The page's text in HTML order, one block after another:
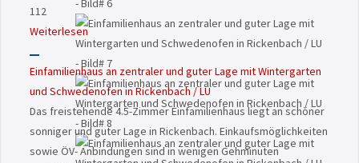
112
Weiterlesen
Einfamilienhaus an zentraler und guter Lage mit Wintergarten
und Schwedenofen in Rickenbach / LU
Das freistehende 4.5-Zimmer Einfamilienhaus liegt an schöner
sonniger und guter Lage in Rickenbach. Einkaufsmöglichkeiten
sowie ÖV- Anbindungen sind in wenigen Gehminuten